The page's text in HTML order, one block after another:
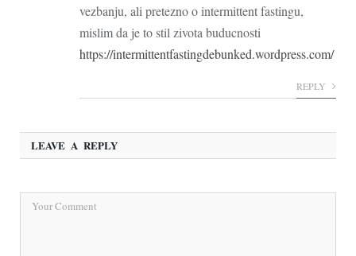
vezbanju, ali pretezno o intermittent fastingu,
mislim da je to stil zivota buducnosti
https://intermittentfastingdebunked.wordpress.com/
REPLY
LEAVE A REPLY